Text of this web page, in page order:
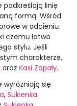
podkreślają linię
formą. Wśród
w odcieniu
czemu łatwo
stylu. Jeśli
charakterze,
oraz Kasi Zapały.
wyróżniają się
, Sukienka